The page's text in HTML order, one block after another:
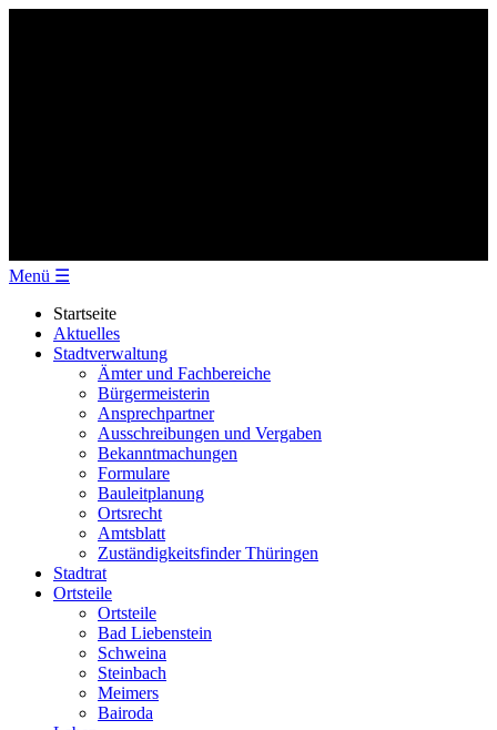
Menü ☰
Startseite
Aktuelles
Stadtverwaltung
Ämter und Fachbereiche
Bürgermeisterin
Ansprechpartner
Ausschreibungen und Vergaben
Bekanntmachungen
Formulare
Bauleitplanung
Ortsrecht
Amtsblatt
Zuständigkeitsfinder Thüringen
Stadtrat
Ortsteile
Ortsteile
Bad Liebenstein
Schweina
Steinbach
Meimers
Bairoda